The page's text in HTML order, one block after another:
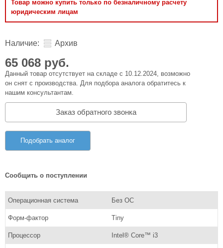
Товар можно купить только по безналичному расчету
юридическим лицам
Наличие: Архив
65 068 руб.
Данный товар отсутствует на складе с 10.12.2024, возможно
он снят с производства. Для подбора аналога обратитесь к
нашим консультантам.
Заказ обратного звонка
Подобрать аналог
Сообщить о поступлении
Операционная система Без ОС
Форм-фактор Tiny
Процессор Intel® Core™ i3